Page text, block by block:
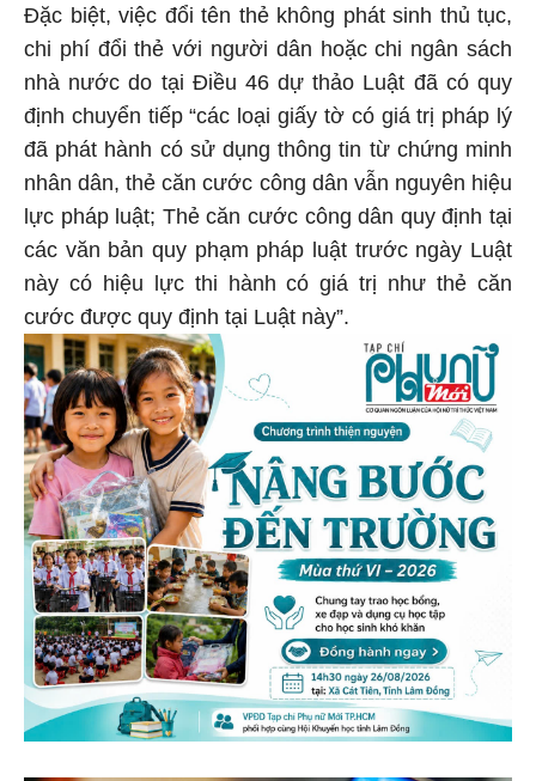
Đặc biệt, việc đổi tên thẻ không phát sinh thủ tục,
chi phí đổi thẻ với người dân hoặc chi ngân sách
nhà nước do tại Điều 46 dự thảo Luật đã có quy
định chuyển tiếp “các loại giấy tờ có giá trị pháp lý
đã phát hành có sử dụng thông tin từ chứng minh
nhân dân, thẻ căn cước công dân vẫn nguyên hiệu
lực pháp luật; Thẻ căn cước công dân quy định tại
các văn bản quy phạm pháp luật trước ngày Luật
này có hiệu lực thi hành có giá trị như thẻ căn
cước được quy định tại Luật này”.